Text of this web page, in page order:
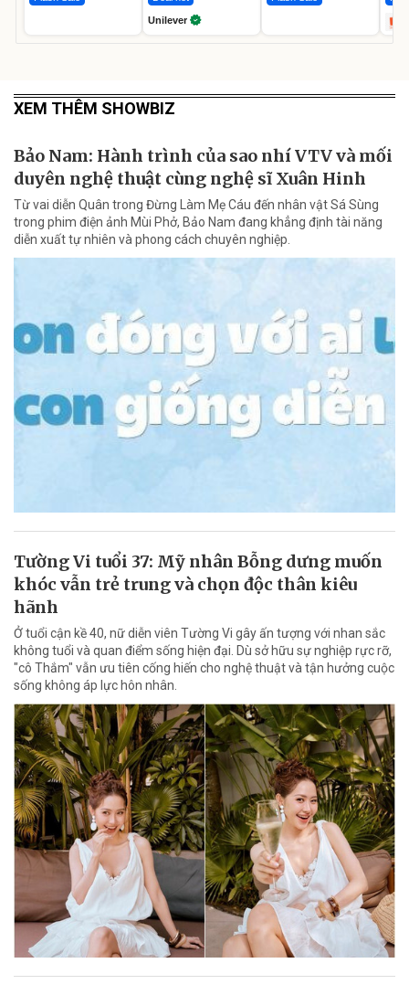
Unilever
XEM THÊM SHOWBIZ
Bảo Nam: Hành trình của sao nhí VTV và mối
duyên nghệ thuật cùng nghệ sĩ Xuân Hinh
Từ vai diễn Quân trong Đừng Làm Mẹ Cáu đến nhân vật Sá Sùng
trong phim điện ảnh Mùi Phở, Bảo Nam đang khẳng định tài năng
diễn xuất tự nhiên và phong cách chuyên nghiệp.
Tường Vi tuổi 37: Mỹ nhân Bỗng dưng muốn
khóc vẫn trẻ trung và chọn độc thân kiêu
hãnh
Ở tuổi cận kề 40, nữ diễn viên Tường Vi gây ấn tượng với nhan sắc
không tuổi và quan điểm sống hiện đại. Dù sở hữu sự nghiệp rực rỡ,
"cô Thắm" vẫn ưu tiên cống hiến cho nghệ thuật và tận hưởng cuộc
sống không áp lực hôn nhân.